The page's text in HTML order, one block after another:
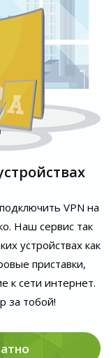
VPN на
Наш сервис так
устройствах как
приставки,
к сети интернет.
за тобой!